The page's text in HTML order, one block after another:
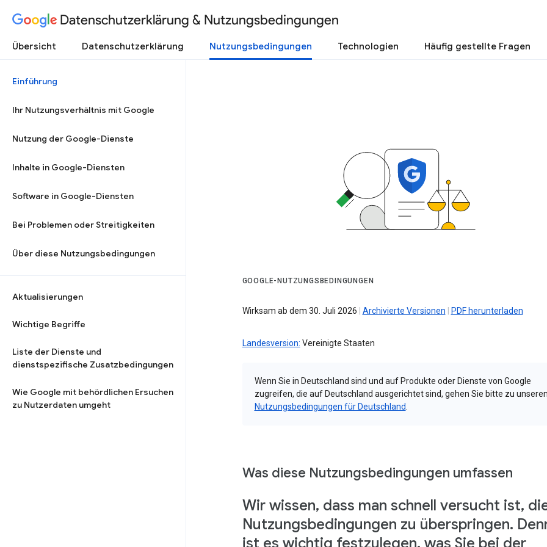
Datenschutzerklärung & Nutzungsbedingungen
Übersicht Datenschutzerklärung Nutzungsbedingungen Technologien Häufig gestellte Fragen
Einführung
Ihr Nutzungsverhältnis mit Google
Nutzung der Google-Dienste
Inhalte in Google-Diensten
Software in Google-Diensten
Bei Problemen oder Streitigkeiten
Über diese Nutzungsbedingungen
Aktualisierungen
Wichtige Begriffe
Liste der Dienste und
dienstspezifische Zusatzbedingungen
Wie Google mit behördlichen Ersuchen
zu Nutzerdaten umgeht
GOOGLE-NUTZUNGSBEDINGUNGEN
Wirksam ab dem 30. Juli 2026 Archivierte Versionen PDF herunterladen
Landesversion: Vereinigte Staaten
Wenn Sie in Deutschland sind und auf Produkte oder Dienste von Google
zugreifen, die auf Deutschland ausgerichtet sind, gehen Sie bitte zu unseren
Nutzungsbedingungen für Deutschland
Was diese Nutzungsbedingungen umfassen
Wir wissen, dass man schnell versucht ist,
Nutzungsbedingungen zu überspringen.
ist es wichtig festzulegen, was Sie bei der